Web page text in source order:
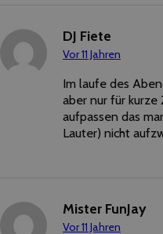
DJ Fiete
Vor 11 Jahren
Im laufe des
aber nur für kurze
aufpassen das
Lauter) nicht
Mister FunJay
Vor 11 Jahren